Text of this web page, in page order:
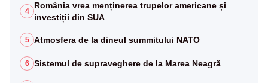
4
România vrea menținerea trupelor americane și
investiții din SUA
5 Atmosfera de la dineul summitului NATO
6 Sistemul de supraveghere de la Marea Neagră